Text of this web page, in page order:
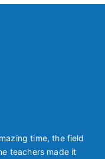
time, the field
teachers made it